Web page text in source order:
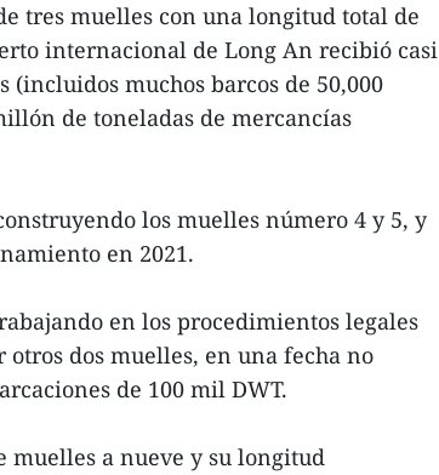
tres muelles con una longitud total de
internacional de Long An recibió casi
muchos barcos de 50,000
de toneladas de mercancías
los muelles número 4 y 5, y
en 2021.
en los procedimientos legales
dos muelles, en una fecha no
de 100 mil DWT.
muelles a nueve y su longitud